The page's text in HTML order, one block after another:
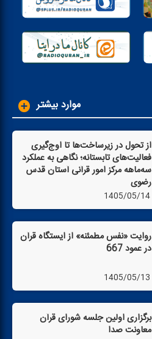
موارد بیشتر
از تحول در زیرساخت‌ها تا اوج‌گیری
فعالیت‌های تابستانه؛ نگاهی به عملكرد
سه‌ماهه مركز امور قرآنی آستان قدس
رضوی
1405/05/14
روایت «نفس مطمئنه» از ایستگاه قرآن
در عمود 667
1405/05/13
برگزاری اولین جلسه شورای قرآن
معاونت صدا